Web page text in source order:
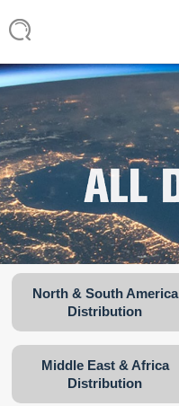
North & South America
Distribution
Middle East & Africa
Distribution